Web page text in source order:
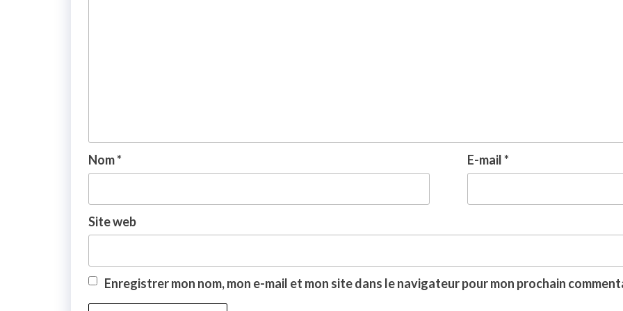
Nom* E-mail*
Site web
Enregistrer mon nom, mon e-mail et mon site dans le navigateur pour mon prochain